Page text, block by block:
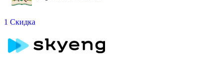
1 Скидка